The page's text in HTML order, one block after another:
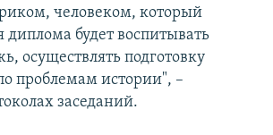
человеком, который
диплома будет воспитывать
осуществлять подготовку
проблемам истории", –
заседаний.